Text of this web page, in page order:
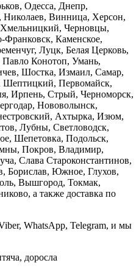
Одесса, Днепр,
Николаев, Винница, Херсон,
Черновцы,
Каменское,
Луцк, Белая Церковь,
Конотоп, Умань,
Шостка, Измаил, Самар,
Первомайск,
Ирпень, Стрый, Черноморск,
Нововолынск,
Ахтырка, Изюм,
Лубны, Светловодск,
Шепетовка, Подольск,
Покров, Владимир,
Слава Староконстантинов,
Борислав, Южное, Глухов,
Вышгород, Токмак,
а также доставка по
WhatsApp, Telegram, и мы
доросла